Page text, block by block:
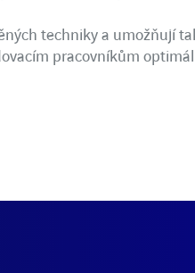
techniky a umožňují
pracovníkům